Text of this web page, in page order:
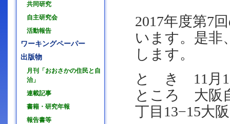
2017年度第7
います。是非
します。
と き 11月13
ところ 大阪
丁目13−15大
共同研究
自主研究会
活動報告
ワーキングペーパー
出版物
月刊「おおさかの住民と自
治」
連載記事
書籍・研究年報
報告書等